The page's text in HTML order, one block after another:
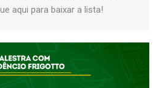
aqui para baixar a lista!